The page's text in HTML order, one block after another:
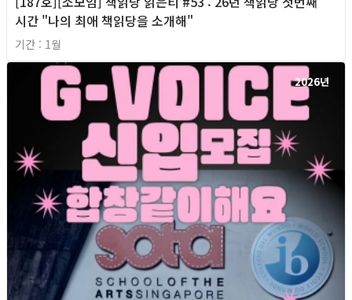
시간 "나의 최애 책읽당을 소개해"
기간 : 1월
2026년